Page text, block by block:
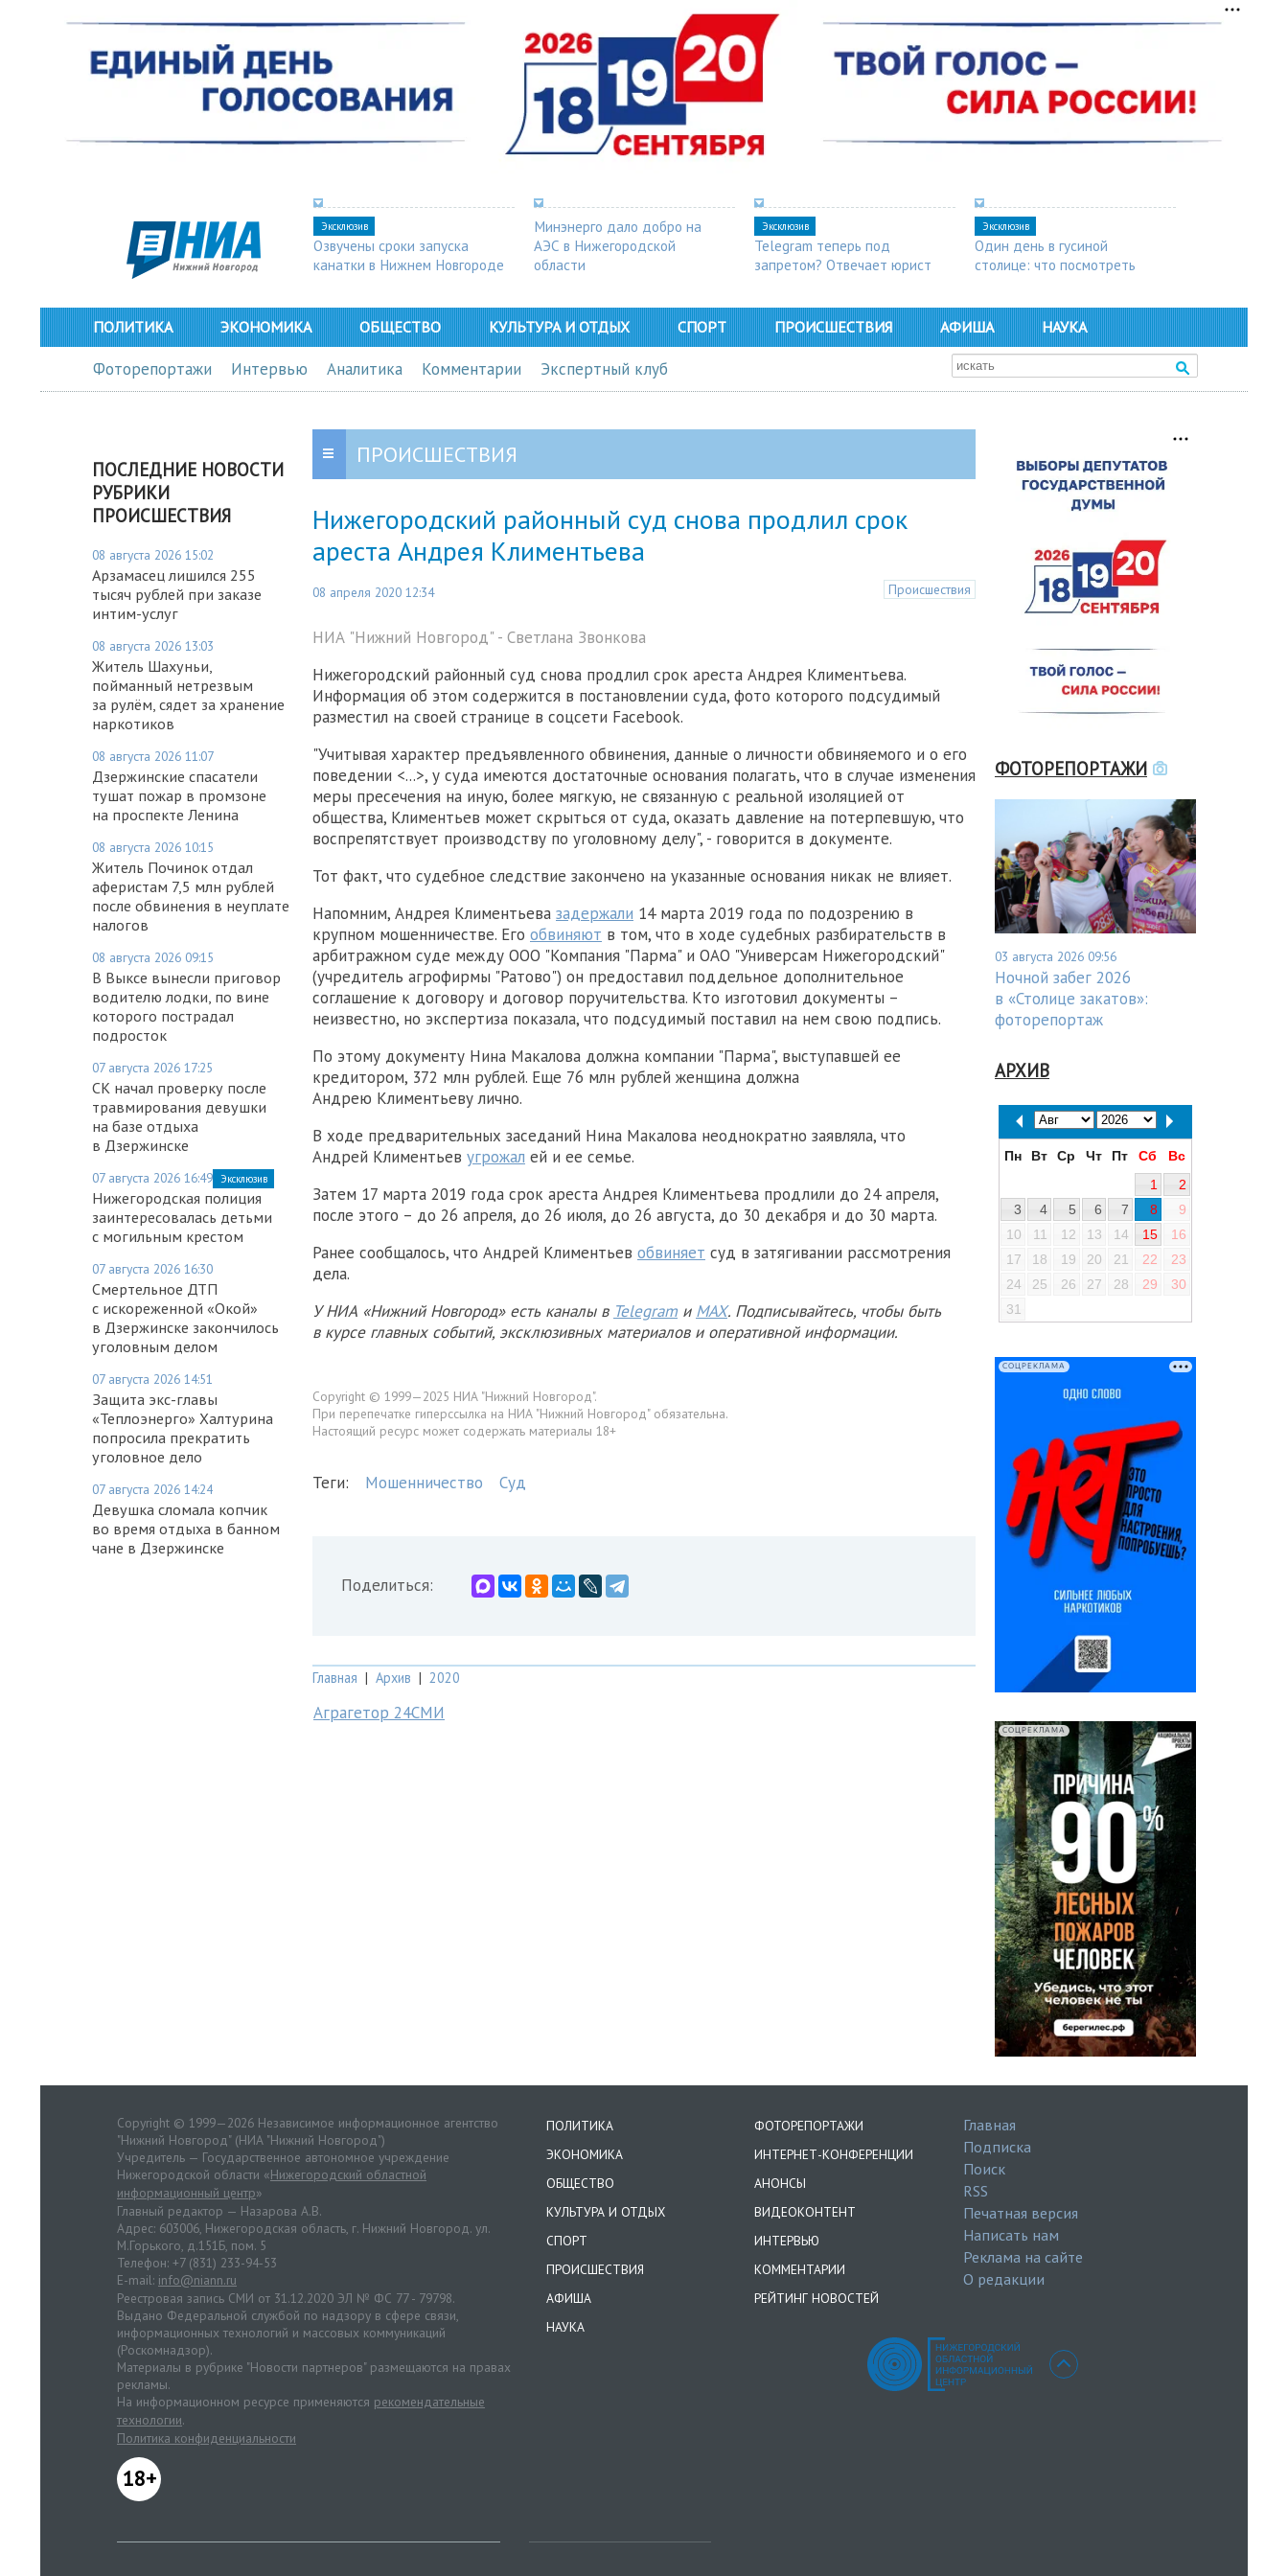
Эксклюзив
Озвучены сроки запуска
канатки в Нижнем Новгороде
Минэнерго дало добро на
АЭС в Нижегородской
области
Эксклюзив
Telegram теперь под
запретом? Отвечает юрист
Эксклюзив
Один день в гусиной
столице: что посмотреть
ПОЛИТИКА ЭКОНОМИКА ОБЩЕСТВО КУЛЬТУРА И ОТДЫХ СПОРТ ПРОИСШЕСТВИЯ АФИША НАУКА
Фоторепортажи Интервью Аналитика Комментарии Экспертный клуб
ПОСЛЕДНИЕ НОВОСТИ
РУБРИКИ
ПРОИСШЕСТВИЯ
08 августа 2026 15:02
Арзамасец лишился 255
тысяч рублей при заказе
интим-услуг
08 августа 2026 13:03
Житель Шахуньи,
пойманный нетрезвым
за рулём, сядет за хранение
наркотиков
08 августа 2026 11:07
Дзержинские спасатели
тушат пожар в промзоне
на проспекте Ленина
08 августа 2026 10:15
Житель Починок отдал
аферистам 7,5 млн рублей
после обвинения в неуплате
налогов
08 августа 2026 09:15
В Выксе вынесли приговор
водителю лодки, по вине
которого пострадал
подросток
07 августа 2026 17:25
СК начал проверку после
травмирования девушки
на базе отдыха
в Дзержинске
07 августа 2026 16:49 Эксклюзив
Нижегородская полиция
заинтересовалась детьми
с могильным крестом
07 августа 2026 16:30
Смертельное ДТП
с искореженной «Окой»
в Дзержинске закончилось
уголовным делом
07 августа 2026 14:51
Защита экс-главы
«Теплоэнерго» Халтурина
попросила прекратить
уголовное дело
07 августа 2026 14:24
Девушка сломала копчик
во время отдыха в банном
чане в Дзержинске
ПРОИСШЕСТВИЯ
Нижегородский районный суд снова продлил срок
ареста Андрея Климентьева
08 апреля 2020 12:34 Происшествия
НИА "Нижний Новгород" - Светлана Звонкова
Нижегородский районный суд снова продлил срок ареста Андрея Климентьева.
Информация об этом содержится в постановлении суда, фото которого подсудимый
разместил на своей странице в соцсети Facebook.
"Учитывая характер предъявленного обвинения, данные о личности обвиняемого и о его
поведении <...>, у суда имеются достаточные основания полагать, что в случае изменения
меры пресечения на иную, более мягкую, не связанную с реальной изоляцией от
общества, Климентьев может скрыться от суда, оказать давление на потерпевшую, что
воспрепятствует производству по уголовному делу", - говорится в документе.
Тот факт, что судебное следствие закончено на указанные основания никак не влияет.
Напомним, Андрея Климентьева задержали 14 марта 2019 года по подозрению в
крупном мошенничестве. Его обвиняют в том, что в ходе судебных разбирательств в
арбитражном суде между ООО "Компания "Парма" и ОАО "Универсам Нижегородский"
(учредитель агрофирмы "Ратово") он предоставил поддельное дополнительное
соглашение к договору и договор поручительства. Кто изготовил документы –
неизвестно, но экспертиза показала, что подсудимый поставил на нем свою подпись.
По этому документу Нина Макалова должна компании "Парма", выступавшей ее
кредитором, 372 млн рублей. Еще 76 млн рублей женщина должна
Андрею Климентьеву лично.
В ходе предварительных заседаний Нина Макалова неоднократно заявляла, что
Андрей Климентьев угрожал ей и ее семье.
Затем 17 марта 2019 года срок ареста Андрея Климентьева продлили до 24 апреля,
после этого – до 26 апреля, до 26 июля, до 26 августа, до 30 декабря и до 30 марта.
Ранее сообщалось, что Андрей Климентьев обвиняет суд в затягивании рассмотрения
дела.
У НИА «Нижний Новгород» есть каналы в Telegram и MAX. Подписывайтесь, чтобы быть
в курсе главных событий, эксклюзивных материалов и оперативной информации.
Copyright © 1999—2025 НИА "Нижний Новгород".
При перепечатке гиперссылка на НИА "Нижний Новгород" обязательна.
Настоящий ресурс может содержать материалы 18+
Теги: Мошенничество Суд
Поделиться:
Главная | Архив | 2020
Аграгетор 24СМИ
ФОТОРЕПОРТАЖИ
03 августа 2026 09:56
Ночной забег 2026
в «Столице закатов»:
фоторепортаж
АРХИВ
Пн Вт Ср Чт Пт Сб
Вс
1
2
3
4 5 6 7 8
9
10
11 12 13 14 15
16
17
18 19 20 21 22
23
24
25 26 27 28 29
30
31
СОЦРЕКЛАМА
СОЦРЕКЛАМА
Copyright © 1999—2026 Независимое информационное агентство
"Нижний Новгород" (НИА "Нижний Новгород")
Учредитель — Государственное автономное учреждение
Нижегородской области «Нижегородский областной
информационный центр»
Главный редактор — Назарова А.В.
Адрес: 603006, Нижегородская область, г. Нижний Новгород. ул.
М.Горького, д.151Б, пом. 5
Телефон: +7 (831) 233-94-53
E-mail: info@niann.ru
Реестровая запись СМИ от 31.12.2020 ЭЛ № ФС 77 - 79798.
Выдано Федеральной службой по надзору в сфере связи,
информационных технологий и массовых коммуникаций
(Роскомнадзор).
Материалы в рубрике "Новости партнеров" размещаются на правах
рекламы.
На информационном ресурсе применяются рекомендательные
технологии.
Политика конфиденциальности
18+
ПОЛИТИКА
ЭКОНОМИКА
ОБЩЕСТВО
КУЛЬТУРА И ОТДЫХ
СПОРТ
ПРОИСШЕСТВИЯ
АФИША
НАУКА
ФОТОРЕПОРТАЖИ
ИНТЕРНЕТ-КОНФЕРЕНЦИИ
АНОНСЫ
ВИДЕОКОНТЕНТ
ИНТЕРВЬЮ
КОММЕНТАРИИ
РЕЙТИНГ НОВОСТЕЙ
Главная
Подписка
Поиск
RSS
Печатная версия
Написать нам
Реклама на сайте
О редакции